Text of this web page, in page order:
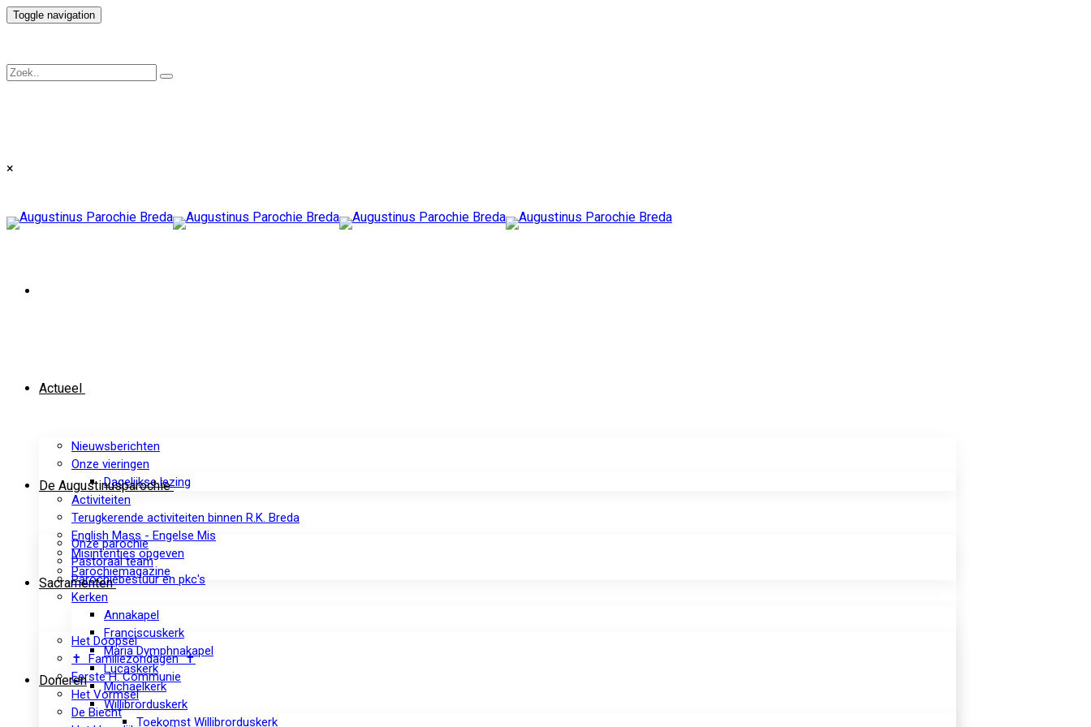
Toggle navigation
×
Actueel
Nieuwsberichten
Onze vieringen
Dagelijkse lezing
Activiteiten
Terugkerende activiteiten binnen R.K. Breda
English Mass - Engelse Mis
Misintenties opgeven
Parochiemagazine
De Augustinusparochie
Onze parochie
Pastoraal team
Parochiebestuur en pkc's
Kerken
Annakapel
Franciscuskerk
Maria Dymphnakapel
Lucaskerk
Michaelkerk
Willibrorduskerk
Toekomst Willibrorduskerk
Sacramenten
Het Doopsel
✝ Familiezondagen ✝
Eerste H. Communie
Het Vormsel
De Biecht
Doneren